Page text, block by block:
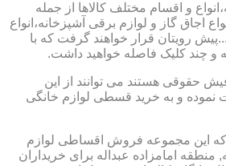
و اقسام مختلف کالاها از جمله
اجاق گاز و لوازم برقی آشپزخانه،انواع
رویتان قرار خواهند گرفت که با
و چند کلیک فاصله خواهید داشت.
حقوقی هستند می توانند از این
نموده و به خرید قسطی لوازم خانگی
که این مجموعه فروش اقساطی لوازم
منطقه امامزاده عبداله برای خریداران